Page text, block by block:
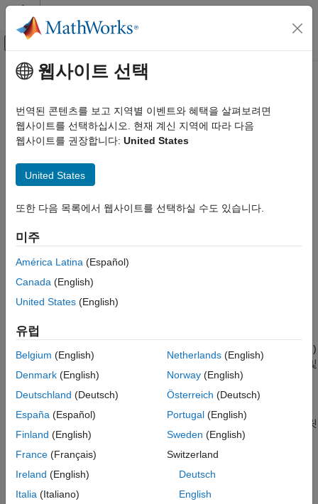
콘텐츠로 바로 가기
오프캔버스 탐색 메뉴 토글
문서 홈
Wavelet Toolbox
카테고리
Wavelet Toolbox 시작하기
시간-주파수 분석
이산 다중분해능 분석
영상 분석
3차원 분석
AI를 사용한 신호 및 영상
필터 뱅크
코드 생성 및 GPU 지원
주요 콘텐츠
이산 다중분해능 분석
DWT, MODWT, 이중 트리 웨이블릿 변환, 쉬어릿(shearlet),
웨이블릿 패킷, 다중 신호 분석
웨이블릿 변환)는 신호와 영상을 점진적으로 보다 미세한 옥타브
대역으로 분석합니다. 이 다중분해능 분석을 통해 원시
사용하여, 신호의 다중 스케일 분산 추정값을 구하거나 두 신호
특징만 보존하는 신호(1차원) 근사 성분과 영상(2차원) 근사
성분을 복원하고, 주파수 대역 전체에 걸쳐 신호의 에너지 분포를
희소 근사를 제공합니다. 웨이블릿 패킷은 신호 및 영상의 주파수
성분을 점진적으로 더 미세한 동일 너비 간격으로 분할하는 변환
Wavelet Toolbox™ 함수를 사용하여, 데시메이션된(다운샘플링된)
웨이블릿 변환 및 데시메이션되지 않은 웨이블릿 변환으로 신호 및
영상을 분석할 수 있습니다. DWT 필터 뱅크를 생성하고 시간과
주파수에 따라 웨이블릿 및 스케일링 함수를 시각화할 수
필터 뱅크가 직교인지 쌍직교인지 확인할 수도 있습니다. 웨이블릿
함수 및 스케일링 함수의 3dB 대역폭을 측정할 수 있습니다.
이론상의 DWT 통과대역에서 웨이블릿 함수와 스케일링 함수의
신호 간의 종속 관계를 나타낼 수 있습니다. 쉬어릿을 사용하면
영상의 방향 민감형 희소 표현을 만들 수 있습니다. 신호 또는
웹사이트 선택
번역된 콘텐츠를 보고 지역별 이벤트와 혜택을 살펴보려면
웹사이트를 선택하십시오. 현재 계신 지역에 따라 다음
웹사이트를 권장합니다: United States
United States
또한 다음 목록에서 웹사이트를 선택하실 수도 있습니다.
미주
América Latina (Español)
Canada (English)
United States (English)
유럽
Belgium (English)
Denmark (English)
Deutschland (Deutsch)
España (Español)
Finland (English)
France (Français)
Ireland (English)
Italia (Italiano)
Netherlands(English)
Norway(English)
Österreich (Deutsch)
Portugal(English)
Sweden (English)
Switzerland
Deutsch
English